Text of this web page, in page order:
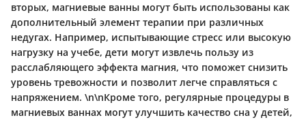
вторых, магниевые ванны могут быть использованы как
дополнительный элемент терапии при различных
недугах. Например, испытывающие стресс или высокую
нагрузку на учебе, дети могут извлечь пользу из
расслабляющего эффекта магния, что поможет снизить
уровень тревожности и позволит легче справляться с
напряжением. \n\nКроме того, регулярные процедуры в
магниевых ваннах могут улучшить качество сна у детей,